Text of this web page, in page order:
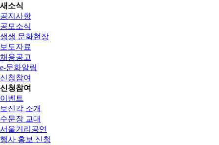
새소식
공지사항
공모소식
생생 문화현장
보도자료
채용공고
e-문화알림
신청참여
신청참여
이벤트
보신각 소개
수문장 교대
서울거리공연
행사 홍보 신청